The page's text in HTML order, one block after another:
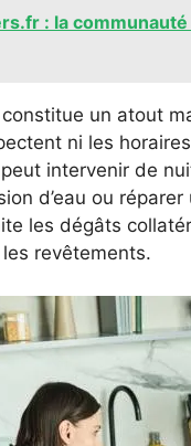
: la
constitue un atout
ni les
intervenir de
d’eau ou
les dégâts
revêtements.